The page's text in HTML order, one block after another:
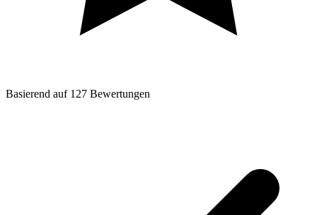
Basierend auf 127 Bewertungen